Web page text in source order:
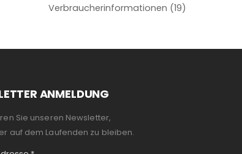
Verbraucherinformationen (19)
ANMELDUNG
Sie unseren Newsletter,
auf dem Laufenden zu bleiben.